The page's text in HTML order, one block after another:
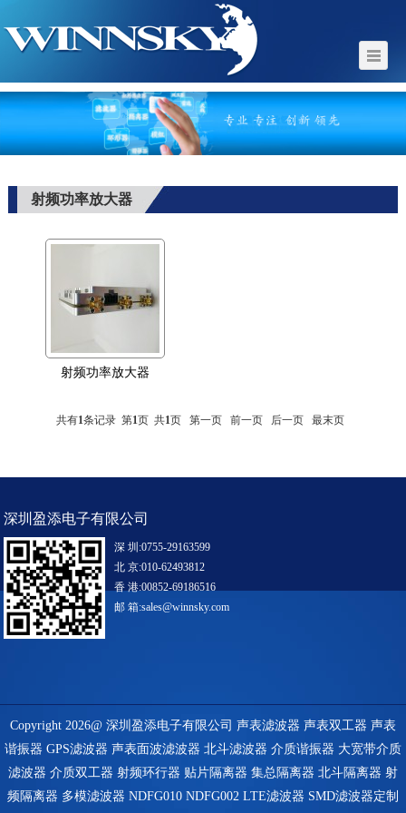
射频功率放大器
射频功率放大器
共有1条记录 第1页 共1页 第一页 前一页 后一页 最末页
深圳盈添电子有限公司
深 圳:0755-29163599
北 京:010-62493812
香 港:00852-69186516
邮 箱:sales@winnsky.com
Copyright 2026@ 深圳盈添电子有限公司 声表滤波器 声表双工器 声表
谐振器 GPS滤波器 声表面波滤波器 北斗滤波器 介质谐振器 大宽带介质
滤波器 介质双工器 射频环行器 贴片隔离器 集总隔离器 北斗隔离器 射
频隔离器 多模滤波器 NDFG010 NDFG002 LTE滤波器 SMD滤波器定制